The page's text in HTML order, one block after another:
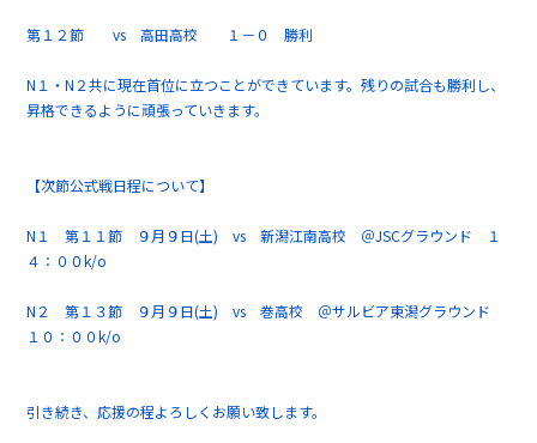
第１２節 vs 高田高校 １－０ 勝利
N１・N２共に現在首位に立つことができています。残りの試合も勝利し、
昇格できるように頑張っていきます。
【次節公式戦日程について】
N１ 第１１節 ９月９日(土) vs 新潟江南高校 ＠JSCグラウンド １
４：００k/o
N２ 第１３節 ９月９日(土) vs 巻高校 ＠サルビア東潟グラウンド
１０：００k/o
引き続き、応援の程よろしくお願い致します。